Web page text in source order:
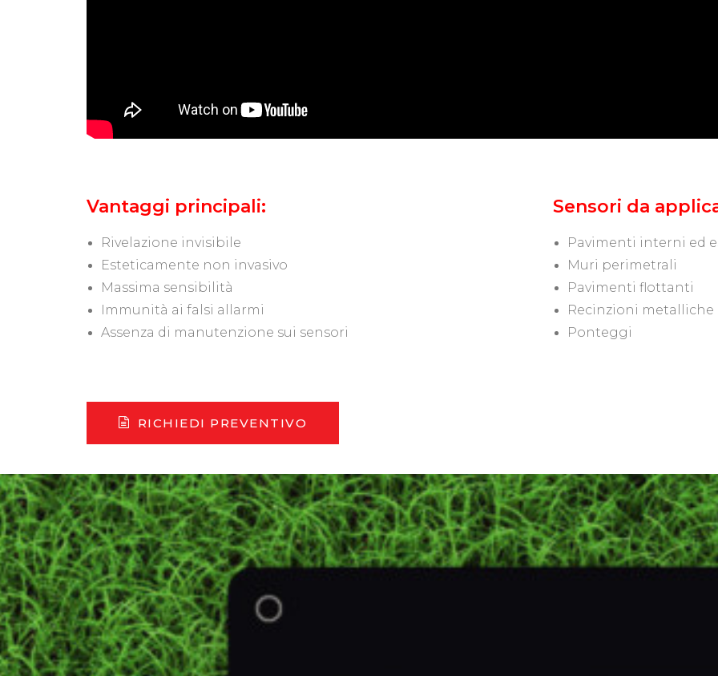
Vantaggi principali:
Rivelazione invisibile
Esteticamente non invasivo
Massima sensibilità
Immunità ai falsi allarmi
Assenza di manutenzione sui sensori
Sensori da
Pavimenti interni ed
Muri perimetrali
Pavimenti flottanti
Recinzioni metalliche
Ponteggi
RICHIEDI PREVENTIVO